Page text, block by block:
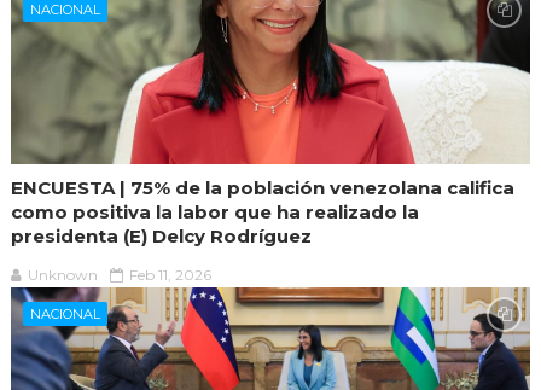
NACIONAL
ENCUESTA | 75% de la población venezolana califica
como positiva la labor que ha realizado la
presidenta (E) Delcy Rodríguez
Unknown Feb 11, 2026
NACIONAL